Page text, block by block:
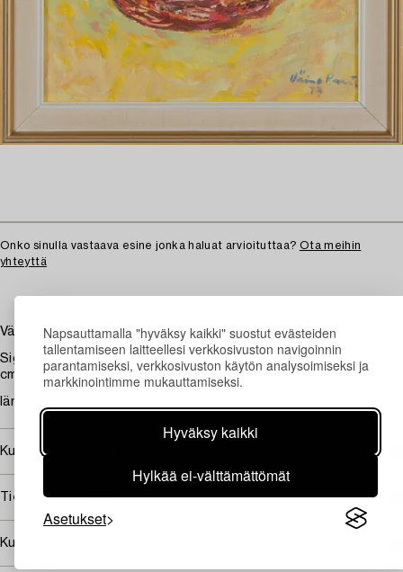
Napsauttamalla "hyväksy kaikki" suostut evästeiden
tallentamiseen laitteellesi verkkosivuston navigoinnin
parantamiseksi, verkkosivuston käytön analysoimiseksi ja
markkinointimme mukauttamiseksi.
Hyväksy kaikki
Hylkää ei-välttämättömät
Asetukset
Onko sinulla vastaava esine jonka haluat arvioituttaa? Ota meihin
yhteyttä
Väinö Paris, Kukat korissa
Signeerattu Väinö Paris ja päivätty -73. Öljy levylle, 50 x 29,5
cm.
Iänmukaista kulumaa.
Kuuluu jälleenmyyntikorvauksen piiriin
Tietoa ostamisesta
Kuvan käyttöoikeudet